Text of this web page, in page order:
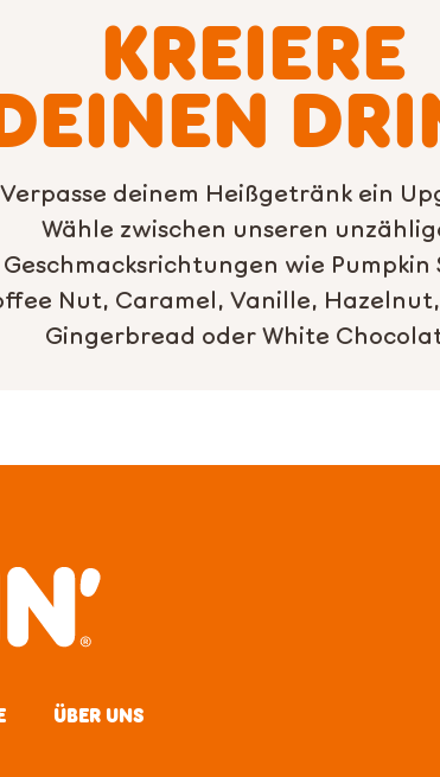
KREIERE
Verpasse deinem Heißgetränk ein
Wähle zwischen unseren
Geschmacksrichtungen wie Pumpkin
Nut, Caramel, Vanille,
Gingerbread oder White
ÜBER UNS